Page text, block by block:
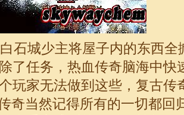
石城少主将屋子内的东西
了任务，热血传奇脑海中快
玩家无法做到这些，复古传
当然记得所有的一切都回